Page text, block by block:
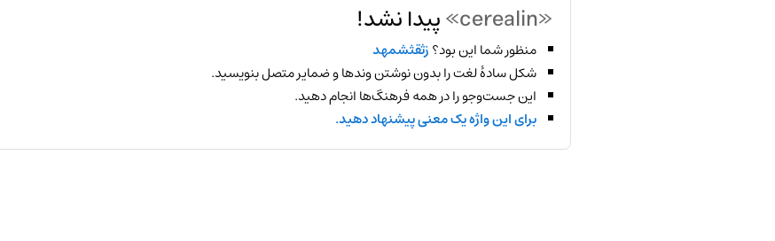
«cerealin» پیدا نشد!
منظور شما این بود؟زثقثشمهد
شکل سادهٔ لغت را بدون نوشتن وندها و ضمایر متصل بنویسید.
این جست‌وجو را در همه فرهنگ‌ها انجام دهید.
برای این واژه یک معنی پیشنهاد دهید.